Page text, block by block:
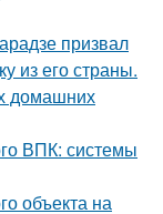
призвал
из его страны.
домашних
ВПК: системы
объекта на